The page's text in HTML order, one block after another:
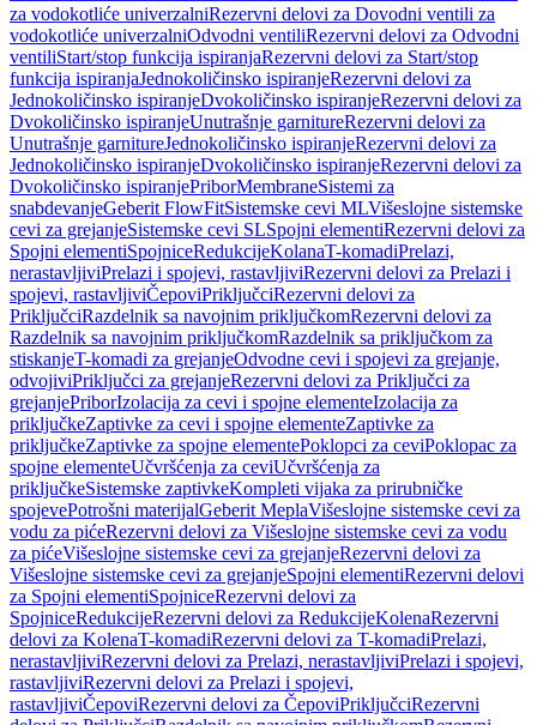
za vodokotliće univerzalniRezervni delovi za Dovodni ventili za
vodokotliće univerzalniOdvodni ventiliRezervni delovi za Odvodni
ventiliStart/stop funkcija ispiranjaRezervni delovi za Start/stop
funkcija ispiranjaJednokoličinsko ispiranjeRezervni delovi za
Jednokoličinsko ispiranjeDvokoličinsko ispiranjeRezervni delovi za
Dvokoličinsko ispiranjeUnutrašnje garnitureRezervni delovi za
Unutrašnje garnitureJednokoličinsko ispiranjeRezervni delovi za
Jednokoličinsko ispiranjeDvokoličinsko ispiranjeRezervni delovi za
Dvokoličinsko ispiranjePriborMembraneSistemi za
snabdevanjeGeberit FlowFitSistemske cevi MLVišeslojne sistemske
cevi za grejanjeSistemske cevi SLSpojni elementiRezervni delovi za
Spojni elementiSpojniceRedukcijeKolanaT-komadiPrelazi,
nerastavljiviPrelazi i spojevi, rastavljiviRezervni delovi za Prelazi i
spojevi, rastavljiviČepoviPriključciRezervni delovi za
PriključciRazdelnik sa navojnim priključkomRezervni delovi za
Razdelnik sa navojnim priključkomRazdelnik sa priključkom za
stiskanjeT-komadi za grejanjeOdvodne cevi i spojevi za grejanje,
odvojiviPriključci za grejanjeRezervni delovi za Priključci za
grejanjePriborIzolacija za cevi i spojne elementeIzolacija za
priključkeZaptivke za cevi i spojne elementeZaptivke za
priključkeZaptivke za spojne elementePoklopci za ceviPoklopac za
spojne elementeUčvršćenja za ceviUčvršćenja za
priključkeSistemske zaptivkeKompleti vijaka za prirubničke
spojevePotrošni materijalGeberit MeplaVišeslojne sistemske cevi za
vodu za pićeRezervni delovi za Višeslojne sistemske cevi za vodu
za pićeVišeslojne sistemske cevi za grejanjeRezervni delovi za
Višeslojne sistemske cevi za grejanjeSpojni elementiRezervni delovi
za Spojni elementiSpojniceRezervni delovi za
SpojniceRedukcijeRezervni delovi za RedukcijeKolenaRezervni
delovi za KolenaT-komadiRezervni delovi za T-komadiPrelazi,
nerastavljiviRezervni delovi za Prelazi, nerastavljiviPrelazi i spojevi,
rastavljiviRezervni delovi za Prelazi i spojevi,
rastavljiviČepoviRezervni delovi za ČepoviPriključciRezervni